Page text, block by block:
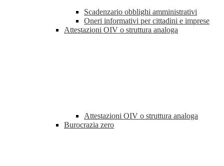
Scadenzario obblighi amministrativi
Oneri informativi per cittadini e imprese
Attestazioni OIV o struttura analoga
Attestazioni OIV o struttura analoga
Burocrazia zero